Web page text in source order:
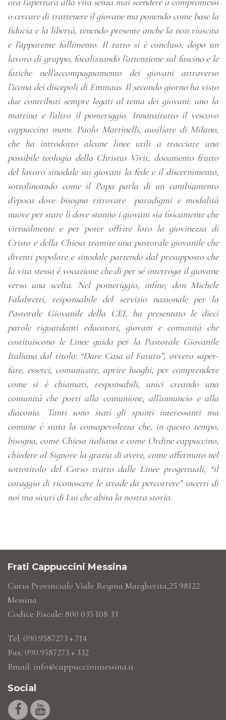
o cercare di trattenere il giovane ma ponendo come base la
fiducia e la libertà, tenendo presente anche la non riuscita
e l’apparente fallimento. Il tutto si è concluso, dopo un
lavoro di gruppo, focalizzando l’attenzione sul fascino e le
fatiche nell’accompagnamento dei giovani attraverso
l’icona dei discepoli di Emmaus. Il secondo giorno ha visto
due contributi sempre legati al tema dei giovani: uno la
mattina e l’altro il pomeriggio. Innanzitutto il vescovo
cappuccino mons. Paolo Martinelli, ausiliare di Milano,
che ha introdotto alcune linee utili a tracciare una
possibile teologia della Christus Vivit, documento frutto
del lavoro sinodale sui giovani la fede e il discernimento,
sottolineando come il Papa parla di un cambiamento
d’epoca dove bisogna ritrovare paradigmi e modalità
nuove per stare lì dove stanno i giovani sia fisicamente che
virtualmente e per poter offrire loro la giovinezza di
Cristo e della Chiesa tramite una pastorale giovanile che
diventi popolare e sinodale partendo dal presupposto che
la vita stessa è vocazione che di per sé interroga il giovane
verso una scelta. Nel pomeriggio, infine, don Michele
Falabretti, responsabile del servizio nazionale per la
Pastorale Giovanile della CEI, ha presentato le dieci
parole riguardanti educatori, giovani e comunità che
costituiscono le Linee guida per la Pastorale Giovanile
Italiana dal titolo: “Dare Casa al Futuro”, ovvero saper-
fare, esserci, comunicare, aprire luoghi, per comprendere
come si è chiamati, responsabili, unici creando una
comunità che porti alla comunione, all’annuncio e alla
diaconia. Tanti sono stati gli spunti interessanti ma
comune è stata la consapevolezza che, in questo tempo,
bisogna, come Chiesa italiana e come Ordine cappuccino,
chiedere al Signore la grazia di avere, come affermato nel
sottotitolo del Corso tratto dalle Linee progettuali, “il
coraggio di riconoscere le strade da percorrere” incerti di
noi ma sicuri di Lui che abita la nostra storia.
Frati Cappuccini Messina
Curia Provinciale Viale Regina Margherita,25 98122
Messina
Codice Fiscale: 800 035 108 33
Tel: 090.9587273 + 714
Fax: 090.9587273 + 332
Email: info@cappuccinimessina.it
Social